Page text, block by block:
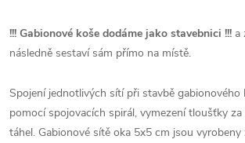
!!! Gabionové koše dodáme jako stavebnici !!! a
následně sestaví sám přímo na místě.
Spojení jednotlivých sítí při stavbě gabionového
pomocí spojovacích spirál, vymezení tloušťky
táhel. Gabionové sítě oka 5x5 cm jsou